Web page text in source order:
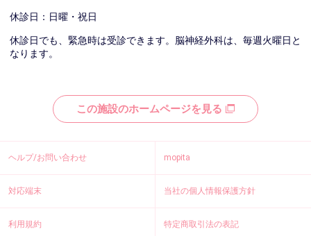
休診日：日曜・祝日
休診日でも、緊急時は受診できます。脳神経外科は、毎週火曜日と
なります。
この施設のホームページを見る
ヘルプ/お問い合わせ mopita
対応端末 当社の個人情報保護方針
利用規約 特定商取引法の表記